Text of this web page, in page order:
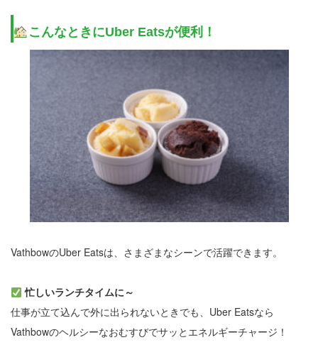
こんなときにUber Eatsが便利！
VathbowのUber Eatsは、さまざまなシーンで活躍できます。
忙しいランチタイムに～
仕事が立て込んで外に出られないときでも、Uber Eatsなら
Vathbowのヘルシーなおむすびでサッとエネルギーチャージ！